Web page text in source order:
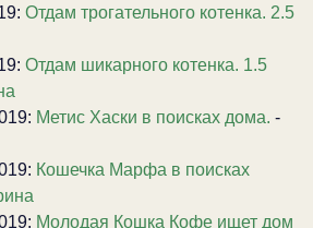
Отдам трогательного котенка. 2.5
Отдам шикарного котенка. 1.5
Метис Хаски в поисках дома. -
Кошечка Марфа в поисках
Молодая Кошка Кофе ищет дом